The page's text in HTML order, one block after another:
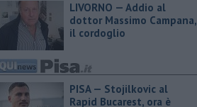
LIVORNO — Addio al
dottor Massimo Campana,
il cordoglio
PISA — Stojilkovic al
Rapid Bucarest, ora è